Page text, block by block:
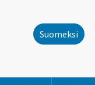
Suomeksi